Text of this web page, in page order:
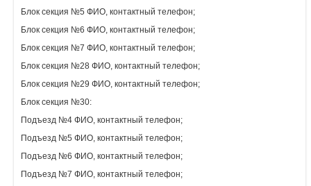
Блок секция №5 ФИО, контактный телефон;
Блок секция №6 ФИО, контактный телефон;
Блок секция №7 ФИО, контактный телефон;
Блок секция №28 ФИО, контактный телефон;
Блок секция №29 ФИО, контактный телефон;
Блок секция №30:
Подъезд №4 ФИО, контактный телефон;
Подъезд №5 ФИО, контактный телефон;
Подъезд №6 ФИО, контактный телефон;
Подъезд №7 ФИО, контактный телефон;